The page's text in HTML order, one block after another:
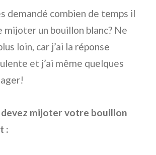
demandé combien de temps il
un bouillon blanc? Ne
loin, car j’ai la réponse
et j’ai même quelques
devez mijoter votre bouillon
: